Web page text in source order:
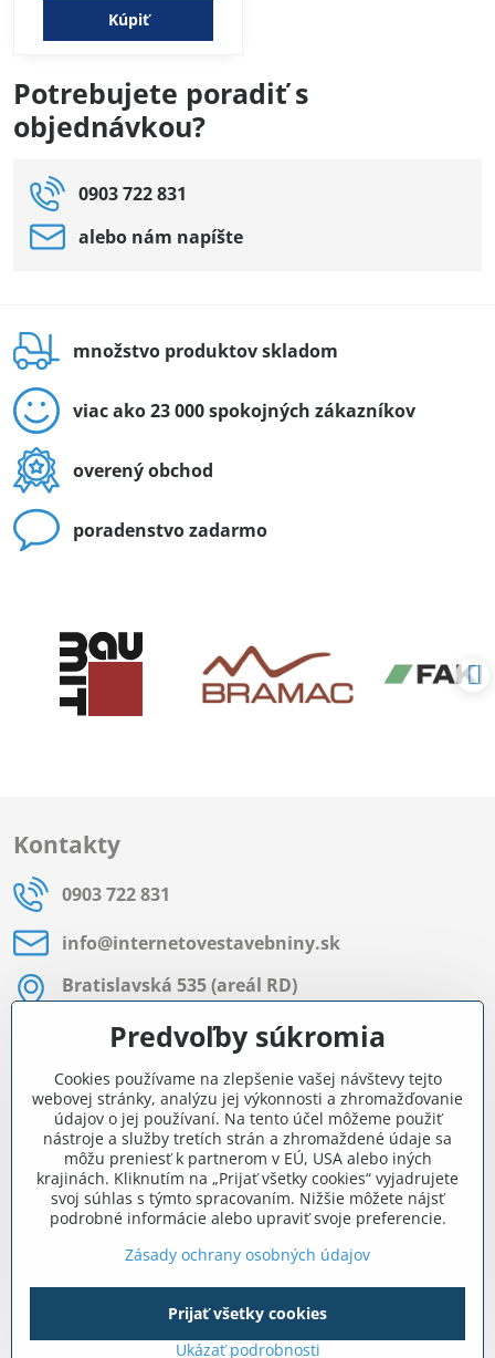
Kúpiť
Potrebujete poradiť s
objednávkou?
0903 722 831
alebo nám napíšte
množstvo produktov skladom
viac ako 23 000 spokojných zákazníkov
overený obchod
poradenstvo zadarmo
Kontakty
0903 722 831
info​@internetovestavebniny​.sk
Bratislavská 535 (areál RD)
Most pri Bratislave
Pon - Pia 8:00 - 11:30 a 12:15 - 15:30
Facebook
Navigácia
Všetko o nákupe
©2026Copyright
Predvoľby súkromiaZásady ochrany osobných údajov
Predvoľby súkromia
Cookies používame na zlepšenie vašej návštevy tejto
webovej stránky, analýzu jej výkonnosti a zhromažďovanie
údajov o jej používaní. Na tento účel môžeme použiť
nástroje a služby tretích strán a zhromaždené údaje sa
môžu preniesť k partnerom v EÚ, USA alebo iných
krajinách. Kliknutím na „Prijať všetky cookies“ vyjadrujete
svoj súhlas s týmto spracovaním. Nižšie môžete nájsť
podrobné informácie alebo upraviť svoje preferencie.
Zásady ochrany osobných údajov
Ukázať podrobnosti
Prijať všetky cookies